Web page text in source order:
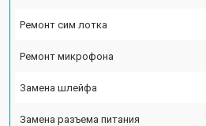
Ремонт сим лотка
Ремонт микрофона
Замена шлейфа
Замена разъема питания